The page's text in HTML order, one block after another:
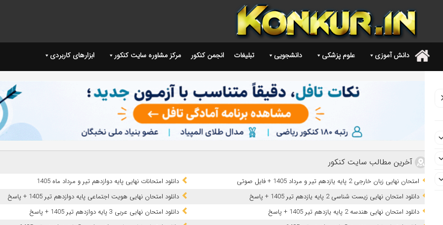
. دانش آموزی علوم پزشکی دانشجویی تبلیغات انجمن کنکور مرکز مشاوره سایت کنکور ابزارهای کاربردی
آخرین مطالب سایت کنکور
امتحان نهایی زبان خارجی 2 پایه یازدهم تیر و مرداد 1405 + فایل صوتی
دانلود امتحانات نهایی پایه دوازدهم تیر و مرداد ماه 1405
دانلود امتحان نهایی زیست شناسی 2 پایه یازدهم تیر 1405 + پاسخ
دانلود امتحان نهایی هویت اجتماعی پایه دوازدهم تیر 1405 + پاسخ
دانلود امتحان نهایی هندسه 2 پایه یازدهم تیر 1405 + پاسخ
دانلود امتحان نهایی عربی 3 پایه دوازدهم تیر 1405 + پاسخ